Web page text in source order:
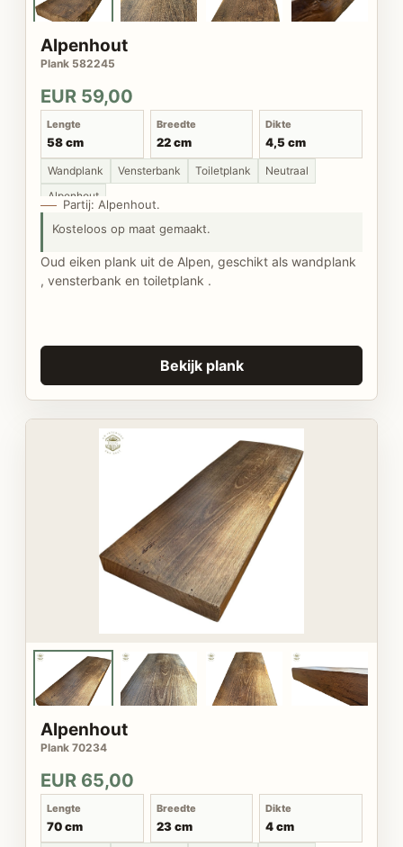
Alpenhout
Plank 582245
EUR 59,00
Lengte
58 cm
Breedte
22 cm
Dikte
4,5 cm
Wandplank Vensterbank Toiletplank
Neutraal
Alpenhout
Partij: Alpenhout.
Kosteloos op maat gemaakt.
Oud eiken plank uit de Alpen, geschikt als wandplank
, vensterbank en toiletplank .
Bekijk plank
Alpenhout
Plank 70234
EUR 65,00
Lengte
70 cm
Breedte
23 cm
Dikte
4 cm